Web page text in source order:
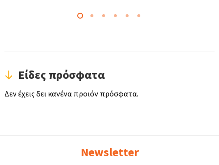
Είδες πρόσφατα
Δεν έχεις δει κανένα προιόν πρόσφατα.
Newsletter